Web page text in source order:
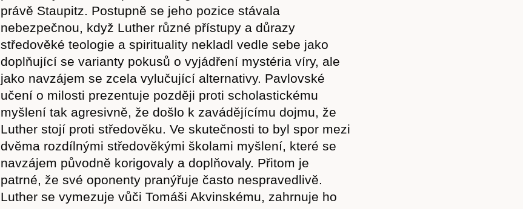
právě Staupitz. Postupně se jeho pozice stávala
nebezpečnou, když Luther různé přístupy a důrazy
středověké teologie a spirituality nekladl vedle sebe jako
doplňující se varianty pokusů o vyjádření mystéria víry, ale
jako navzájem se zcela vylučující alternativy. Pavlovské
učení o milosti prezentuje později proti scholastickému
myšlení tak agresivně, že došlo k zavádějícímu dojmu, že
Luther stojí proti středověku. Ve skutečnosti to byl spor mezi
dvěma rozdílnými středověkými školami myšlení, které se
navzájem původně korigovaly a doplňovaly. Přitom je
patrné, že své oponenty pranýřuje často nespravedlivě.
Luther se vymezuje vůči Tomáši Akvinskému, zahrnuje ho